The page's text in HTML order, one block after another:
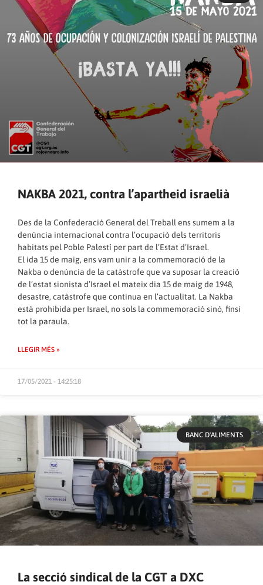
NAKBA 2021, contra l’apartheid israelià
Des de la Confederació General del Treball ens sumem a la
denúncia internacional contra l’ocupació dels territoris
habitats pel Poble Palestí per part de l’Estat d’Israel.
El ida 15 de maig, ens vam unir a la commemoració de la
Nakba o denúncia de la catàstrofe que va suposar la creació
de l’estat sionista d’Israel el mateix dia 15 de maig de 1948,
desastre, catàstrofe que continua en l’actualitat. La Nakba
està prohibida per Israel, no sols la commemoració sinó, finsi
tot la paraula.
LLEGIR MÉS »
17/05/2021 - 14:25:18
BANC D'ALIMENTS
La secció sindical de la CGT a DXC